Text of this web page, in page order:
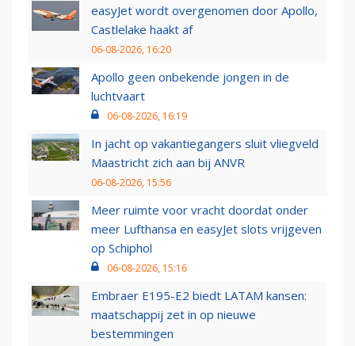
easyJet wordt overgenomen door Apollo,
Castlelake haakt af
06-08-2026, 16:20
Apollo geen onbekende jongen in de
luchtvaart
06-08-2026, 16:19
In jacht op vakantiegangers sluit vliegveld
Maastricht zich aan bij ANVR
06-08-2026, 15:56
Meer ruimte voor vracht doordat onder
meer Lufthansa en easyJet slots vrijgeven
op Schiphol
06-08-2026, 15:16
Embraer E195-E2 biedt LATAM kansen:
maatschappij zet in op nieuwe
bestemmingen